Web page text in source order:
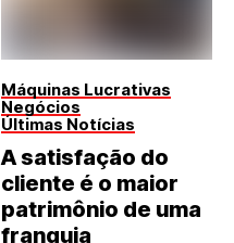
Máquinas Lucrativas
Negócios
Últimas Notícias
A satisfação do
cliente é o maior
patrimônio de uma
franquia